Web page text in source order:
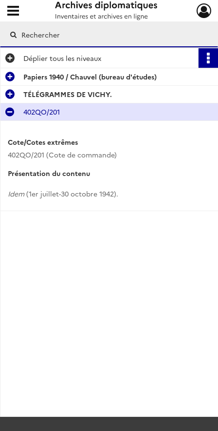
Archives diplomatiques
Ouvrir le menu déroulant
Déplier tous les niveaux
Papiers 1940 / Chauvel (bureau d'études)
TÉLÉGRAMMES DE VICHY.
402QO/201
Cote/Cotes extrêmes
402QO/201 (Cote de commande)
Présentation du contenu
Idem(1er juillet-30 octobre 1942).